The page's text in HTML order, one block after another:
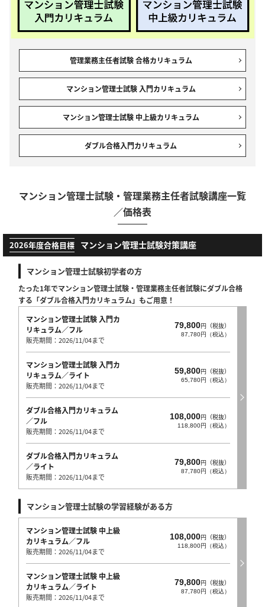
管理業務主任者試験 合格カリキュラム
マンション管理士試験 入門カリキュラム
マンション管理士試験 中上級カリキュラム
ダブル合格入門カリキュラム
マンション管理士試験・管理業務主任者試験講座一覧
／価格表
2026年度合格目標 マンション管理士試験対策講座
マンション管理士試験初学者の方
たった1年でマンション管理士試験・管理業務主任者試験にダブル合格
する 「ダブル合格入門カリキュラム」 もご用意！
マンション管理士試験 入門カ
リキュラム／フル
販売期間：2026/11/04まで
79,800円（税抜）
87,780円（税込）
マンション管理士試験 入門カ
リキュラム／ライト
販売期間：2026/11/04まで
59,800円（税抜）
65,780円（税込）
ダブル合格入門カリキュラム
／フル
販売期間：2026/11/04まで
108,000円（税抜）
118,800円（税込）
ダブル合格入門カリキュラム
／ライト
販売期間：2026/11/04まで
79,800円（税抜）
87,780円（税込）
マンション管理士試験の学習経験がある方
マンション管理士試験 中上級
カリキュラム／フル
販売期間：2026/11/04まで
108,000円（税抜）
118,800円（税込）
マンション管理士試験 中上級
カリキュラム／ライト
販売期間：2026/11/04まで
79,800円（税抜）
87,780円（税込）